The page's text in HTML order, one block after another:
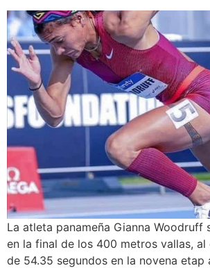
La atleta panameña Gianna Woodruff
en la final de los 400 metros vallas,
de 54.35 segundos en la novena etap